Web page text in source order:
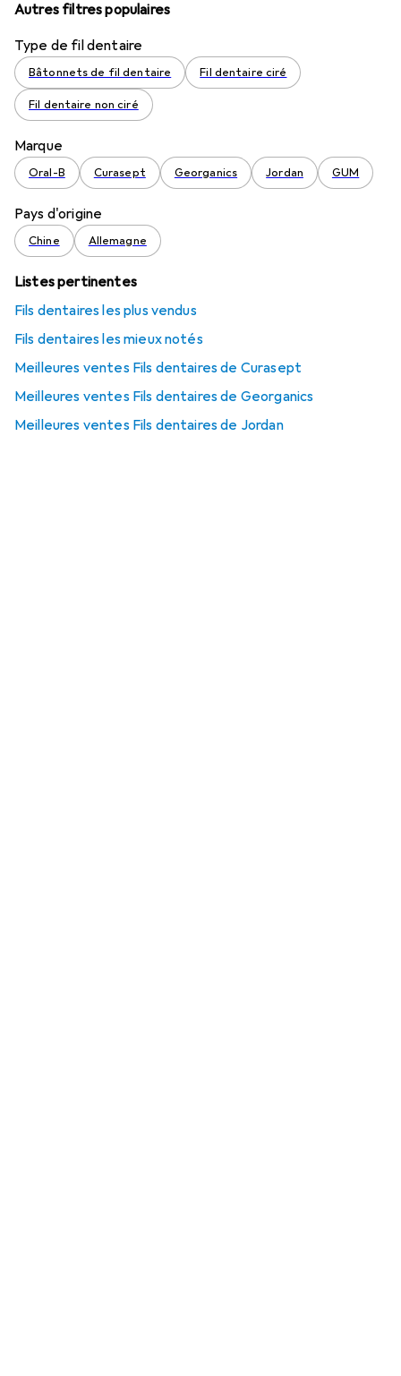
Autres filtres populaires
Type de fil dentaire
Bâtonnets de fil dentaire Fil dentaire ciré
Fil dentaire non ciré
Marque
Oral-B Curasept Georganics Jordan GUM
Pays d'origine
Chine Allemagne
Listes pertinentes
Fils dentaires les plus vendus
Fils dentaires les mieux notés
Meilleures ventes Fils dentaires de Curasept
Meilleures ventes Fils dentaires de Georganics
Meilleures ventes Fils dentaires de Jordan